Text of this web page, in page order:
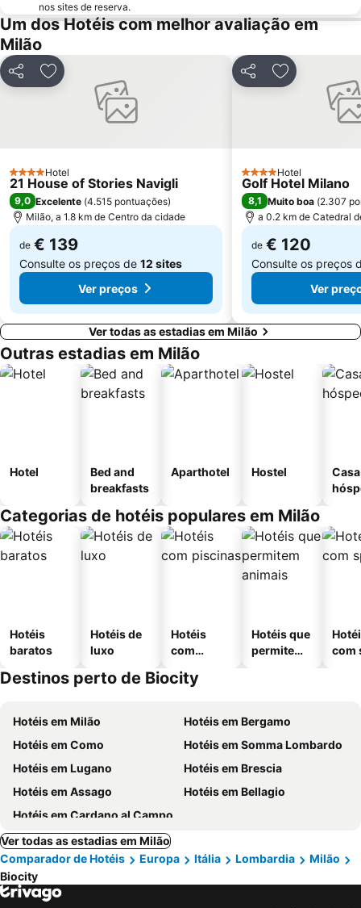
Teatro Sociale Como
Garibaldi Metro Station
Boccaleone
Bicocca
Via Montenapoleone
San Siro Ippodromo Metro Station
Stazione Milano Lambrate
Castelo Sforzeco
Isola
Porta Venezia Metro Station
Città Studi
Moscova Metro Station
Lambrate
Duomo Metro Station
nos sites de reserva.
Um dos Hotéis com melhor avaliação em
Milão
PartilharAdicionar aos favoritos
4 Estrelas
Hotel
21 House of Stories Navigli
9,0 Excelente (4.515 pontuações)
Milão, a 1.8 km de Centro da cidade
de € 139
Consulte os preços de 12 sites
Ver preços
PartilharAdicionar
4 Estrelas
Hotel
Golf Hotel Milano
8,1 Muito boa (2.307
a 0.2 km de Catedral
de € 120
Consulte os preços
Ver
Ver todas as estadias em Milão
Outras estadias em Milão
Hotel
Bed and
breakfasts
Aparthotel Hostel
Categorias de hotéis populares em Milão
Hotéis
baratos
Hotéis de
luxo
Hotéis
com
Hotéis que
permitem
com
Destinos perto de Biocity
Hotéis em Milão
Hotéis em Bergamo
Hotéis em Como
Hotéis em Somma Lombardo
Hotéis em Lugano
Hotéis em Brescia
Hotéis em Assago
Hotéis em Bellagio
Hotéis em Cardano al Campo
Ver todas as estadias em Milão
Comparador de Hotéis
Europa Itália Lombardia
Milão
Biocity